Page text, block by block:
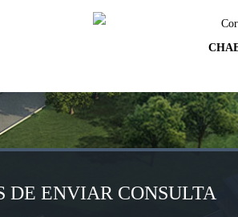
DE ENVIAR CONSULTA